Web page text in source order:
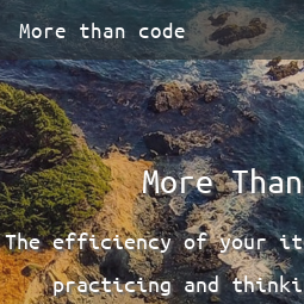
More than code
More
The efficiency of your
practicing and